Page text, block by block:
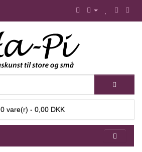
0 vare(r) - 0,00 DKK